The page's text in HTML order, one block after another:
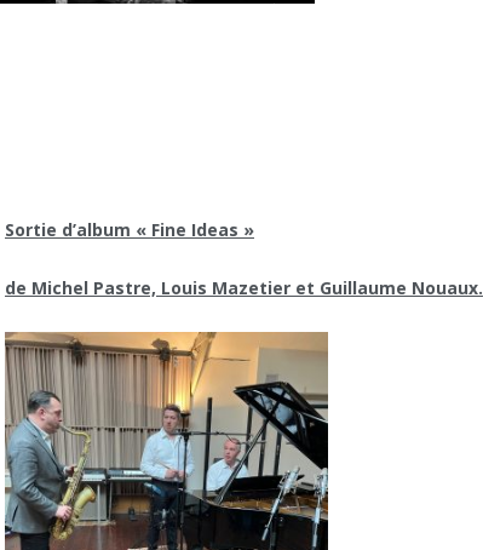
Sortie d’album « Fine Ideas »
de Michel Pastre, Louis Mazetier et Guillaume Nouaux.